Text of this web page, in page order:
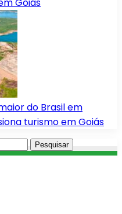
do Brasil em
turismo em Goiás